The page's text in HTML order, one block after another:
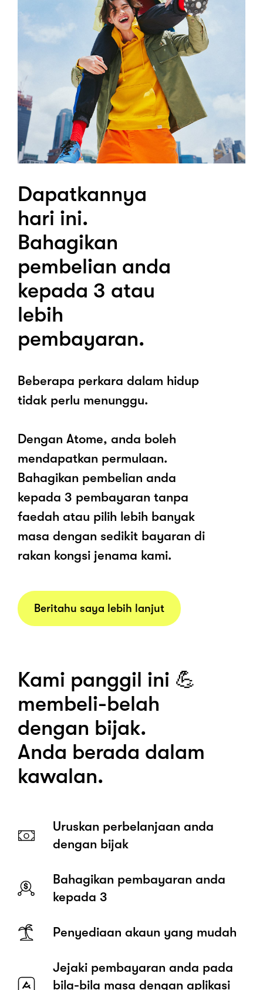
Dapatkannya
hari ini.
Bahagikan
pembelian anda
kepada 3 atau
lebih
pembayaran.
Beberapa perkara dalam hidup
tidak perlu menunggu.
Dengan Atome, anda boleh
mendapatkan permulaan.
Bahagikan pembelian anda
kepada 3 pembayaran tanpa
faedah atau pilih lebih banyak
masa dengan sedikit bayaran di
rakan kongsi jenama kami.
Beritahu saya lebih lanjut
Kami panggil ini 💪
membeli-belah
dengan bijak.
Anda berada dalam
kawalan.
Uruskan perbelanjaan anda
dengan bijak
Bahagikan pembayaran anda
kepada 3
Penyediaan akaun yang mudah
Jejaki pembayaran anda pada
bila-bila masa dengan aplikasi